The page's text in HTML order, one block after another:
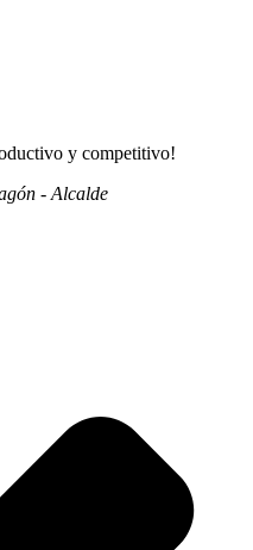
y competitivo!
- Alcalde